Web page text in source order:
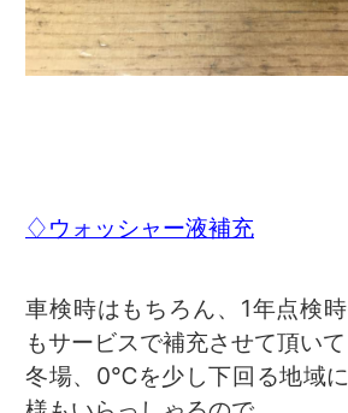
♢ウォッシャー液補充
車検時はもちろん、1年点検
もサービスで補充させて頂いて
冬場、0℃を少し下回る地域